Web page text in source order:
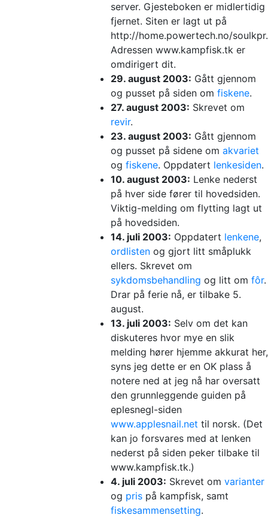
server. Gjesteboken er midlertidig
fjernet. Siten er lagt ut på
http://home.powertech.no/soulkpr.
Adressen www.kampfisk.tk er
omdirigert dit.
29. august 2003: Gått gjennom
og pusset på siden om fiskene.
27. august 2003: Skrevet om
revir.
23. august 2003: Gått gjennom
og pusset på sidene om akvariet
og fiskene. Oppdatert lenkesiden.
10. august 2003: Lenke nederst
på hver side fører til hovedsiden.
Viktig-melding om flytting lagt ut
på hovedsiden.
14. juli 2003: Oppdatert lenkene,
ordlisten og gjort litt småplukk
ellers. Skrevet om
sykdomsbehandling og litt om fôr.
Drar på ferie nå, er tilbake 5.
august.
13. juli 2003: Selv om det kan
diskuteres hvor mye en slik
melding hører hjemme akkurat her,
syns jeg dette er en OK plass å
notere ned at jeg nå har oversatt
den grunnleggende guiden på
eplesnegl-siden
www.applesnail.net til norsk. (Det
kan jo forsvares med at lenken
nederst på siden peker tilbake til
www.kampfisk.tk.)
4. juli 2003: Skrevet om varianter
og pris på kampfisk, samt
fiskesammensetting.